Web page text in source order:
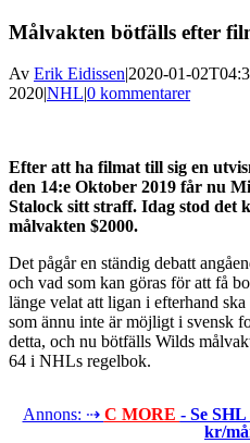
Målvakten bötfälls efter
Av Erik Eidissen|2020-01-
2020|NHL|0 kommentarer
Efter att ha filmat till sig en
den 14:e Oktober 2019 får nu
Stalock sitt straff. Idag stod det
målvakten $2000.
Det pågår en ständig debatt
och vad som kan göras för att få
länge velat att ligan i efterhand
som ännu inte är möjligt i svensk
detta, och nu bötfälls Wilds
64 i NHLs regelbok.
Annons: ⇢ C MORE - Se
kr/